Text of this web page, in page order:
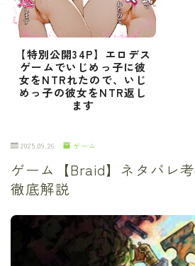
【特別公開34P】エロデス
ゲームでいじめっ子に彼
女をNTRれたので、いじ
めっ子の彼女をNTR返し
ます
2025.09.26 ゲーム
ゲーム【Braid】ネタバレ
徹底解説